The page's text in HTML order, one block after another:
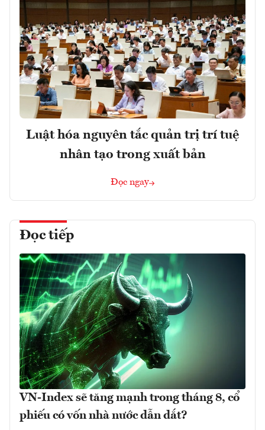
Luật hóa nguyên tắc quản trị trí tuệ
nhân tạo trong xuất bản
Đọc ngay
Đọc tiếp
VN-Index sẽ tăng mạnh trong tháng 8, cổ
phiếu có vốn nhà nước dẫn dắt?